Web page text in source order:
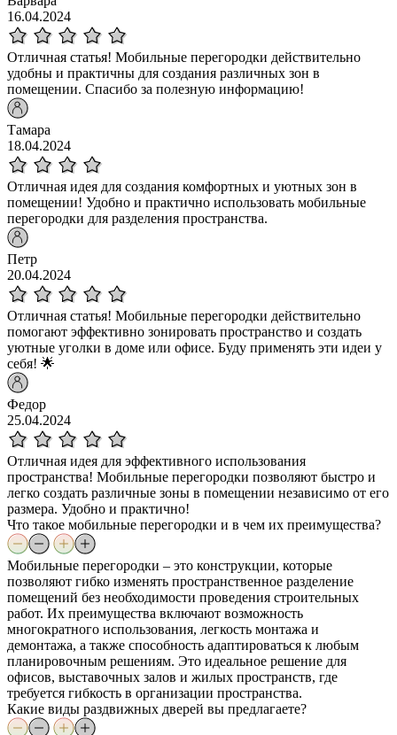
16.04.2024
Отличная статья! Мобильные перегородки действительно
удобны и практичны для создания различных зон в
помещении. Спасибо за полезную информацию!
Тамара
18.04.2024
Отличная идея для создания комфортных и уютных зон в
помещении! Удобно и практично использовать мобильные
перегородки для разделения пространства.
Петр
20.04.2024
Отличная статья! Мобильные перегородки действительно
помогают эффективно зонировать пространство и создать
уютные уголки в доме или офисе. Буду применять эти идеи у
себя! 🌟
Федор
25.04.2024
Отличная идея для эффективного использования
пространства! Мобильные перегородки позволяют быстро и
легко создать различные зоны в помещении независимо от его
размера. Удобно и практично!
Что такое мобильные перегородки и в чем их преимущества?
Мобильные перегородки – это конструкции, которые
позволяют гибко изменять пространственное разделение
помещений без необходимости проведения строительных
работ. Их преимущества включают возможность
многократного использования, легкость монтажа и
демонтажа, а также способность адаптироваться к любым
планировочным решениям. Это идеальное решение для
офисов, выставочных залов и жилых пространств, где
требуется гибкость в организации пространства.
Какие виды раздвижных дверей вы предлагаете?